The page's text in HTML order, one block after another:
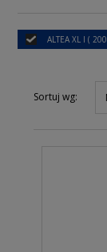
ALTEA XL I (
Sortuj wg: